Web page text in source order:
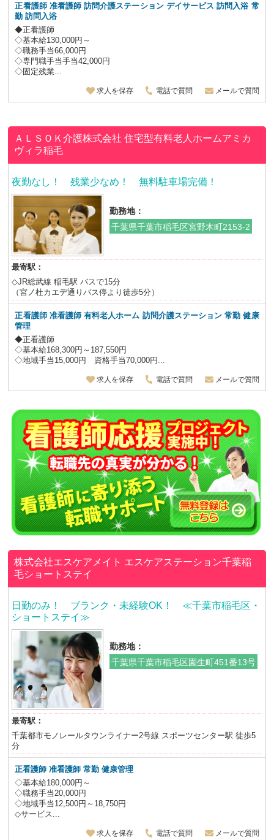
正看護師 准看護師 訪問介護ステーション デイサービス 訪問入浴 常
勤 訪問入浴
◆正看護師
◇基本給130,000円～
◇職務手当66,000円
◇専門職手当手当42,000円
◇固定残業...
求人を保存 電話で質問 メールで質問
ＡＬＳＯＫ介護株式会社住宅型有料老人ホームアミカ
ヴィラ稲毛
夜勤なし！ 残業少なめ！ 無料駐車場完備！
勤務地：
千葉県千葉市稲毛区宮野木町2153-2
最寄駅：
◇JR総武線 稲毛駅 バスで15分
（宮ノ杜カエデ通りバス停より徒歩5分）
正看護師 准看護師 有料老人ホーム 訪問介護ステーション常勤 健康
管理
◆正看護師
◇基本給168,300円～187,550円
◇地域手当15,000円 資格手当70,000円...
求人を保存 電話で質問 メールで質問
株式会社エスケアメイト エスケアステーション千葉稲
毛ショートステイ
日勤のみ！ ブランク・未経験OK！ ≪千葉市稲毛区・
ショートステイ≫
勤務地：
千葉県千葉市稲毛区園生町451番13号
最寄駅：
千葉都市モノレールタウンライナー2号線 スポーツセンター駅 徒歩5
分
正看護師 准看護師常勤 健康管理
◇基本給180,000円～
◇職務手当20,000円
◇地域手当12,500円～18,750円
◇サービス...
求人を保存 電話で質問 メールで質問